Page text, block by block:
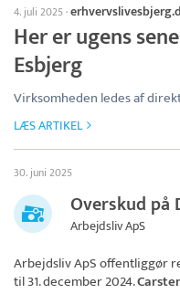
4. juli 2025·
Her er ugens
Esbjerg
Virksomheden ledes af
LÆS ARTIKEL
30. juni 2025
Overskud på
Arbejdsliv ApS
Arbejdsliv ApSoffentliggør
til 31. december 2024.